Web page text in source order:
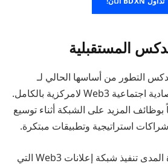
المستقبلية
التطور من أساسها الحالي لـ
Web2.5 إلى شبكة اقتصادية اجتماعية Web3 لامركزية بالكامل.
المزيد على الشبكة أثناء توسيع
استراتيجية وتطبيقات مبتكرة.
تشمل التطورات قصيرة المدى تنفيذ شبكة إعلانات Web3 التي